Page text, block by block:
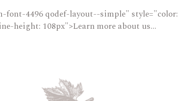
4496 qodef-layout--simple"
height: 108px">Learn more about us...